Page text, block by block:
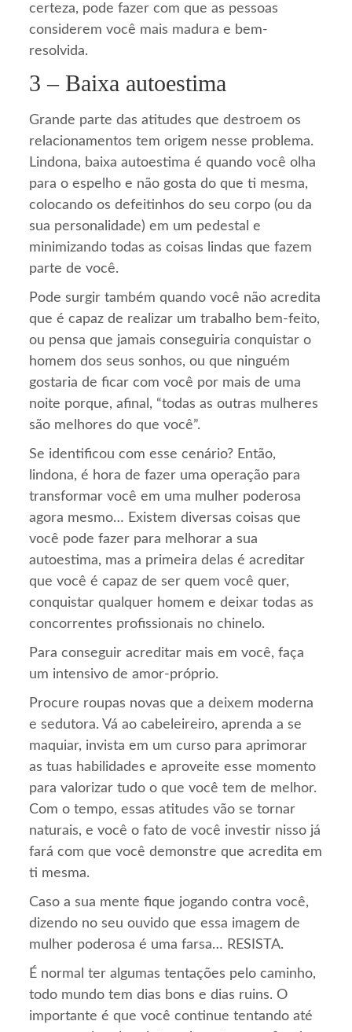
certeza, pode fazer com que as pessoas
considerem você mais madura e bem-
resolvida.
3 – Baixa autoestima
Grande parte das atitudes que destroem os
relacionamentos tem origem nesse problema.
Lindona, baixa autoestima é quando você olha
para o espelho e não gosta do que ti mesma,
colocando os defeitinhos do seu corpo (ou da
sua personalidade) em um pedestal e
minimizando todas as coisas lindas que fazem
parte de você.
Pode surgir também quando você não acredita
que é capaz de realizar um trabalho bem-feito,
ou pensa que jamais conseguiria conquistar o
homem dos seus sonhos, ou que ninguém
gostaria de ficar com você por mais de uma
noite porque, afinal, “todas as outras mulheres
são melhores do que você”.
Se identificou com esse cenário? Então,
lindona, é hora de fazer uma operação para
transformar você em uma mulher poderosa
agora mesmo… Existem diversas coisas que
você pode fazer para melhorar a sua
autoestima, mas a primeira delas é acreditar
que você é capaz de ser quem você quer,
conquistar qualquer homem e deixar todas as
concorrentes profissionais no chinelo.
Para conseguir acreditar mais em você, faça
um intensivo de amor-próprio.
Procure roupas novas que a deixem moderna
e sedutora. Vá ao cabeleireiro, aprenda a se
maquiar, invista em um curso para aprimorar
as tuas habilidades e aproveite esse momento
para valorizar tudo o que você tem de melhor.
Com o tempo, essas atitudes vão se tornar
naturais, e você o fato de você investir nisso já
fará com que você demonstre que acredita em
ti mesma.
Caso a sua mente fique jogando contra você,
dizendo no seu ouvido que essa imagem de
mulher poderosa é uma farsa… RESISTA.
É normal ter algumas tentações pelo caminho,
todo mundo tem dias bons e dias ruins. O
importante é que você continue tentando até